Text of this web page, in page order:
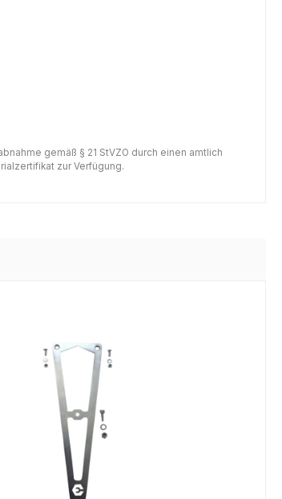
gemäß § 21 StVZO durch einen amtlich
zur Verfügung.